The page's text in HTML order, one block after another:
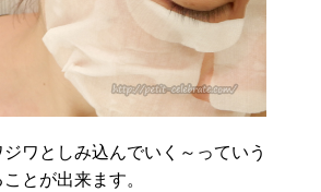
ワとしみ込んでいく～っていう
とが出来ます。